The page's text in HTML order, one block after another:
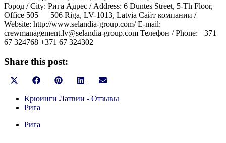
Город / City: Рига Адрес / Address: 6 Duntes Street, 5-Th Floor,
Office 505 — 506 Riga, LV-1013, Latvia Сайт компании /
Website: http://www.selandia-group.com/ E-mail:
crewmanagement.lv@selandia-group.com Телефон / Phone: +371
67 324768 +371 67 324302
Share this post:
Share
Share
FacebookShare
Pinterest Share
LinkedInShare
Крюинги Латвии - Отзывы
Рига
Рига